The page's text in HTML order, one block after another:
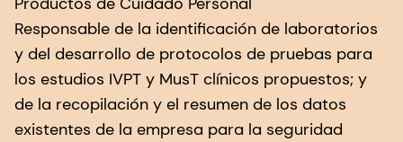
Responsable de la identificación de laboratorios
y del desarrollo de protocolos de pruebas para
los estudios IVPT y MusT clínicos propuestos; y
de la recopilación y el resumen de los datos
existentes de la empresa para la seguridad